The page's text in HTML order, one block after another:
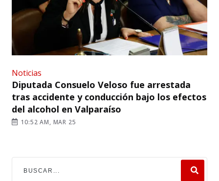
Noticias
Diputada Consuelo Veloso fue arrestada
tras accidente y conducción bajo los efectos
del alcohol en Valparaíso
10:52 AM, MAR 25